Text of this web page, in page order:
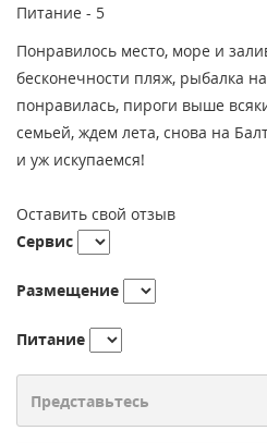
Питание - 5
Понравилось место, море и
бесконечности пляж, рыбалка
понравилась, пироги выше
семьей, ждем лета, снова на
и уж искупаемся!
Оставить свой отзыв
Сервис
Размещение
Питание